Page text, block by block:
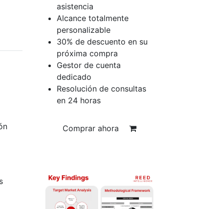
asistencia
Alcance totalmente
personalizable
30% de descuento en su
próxima compra
Gestor de cuenta
dedicado
Resolución de consultas
en 24 horas
Comprar ahora